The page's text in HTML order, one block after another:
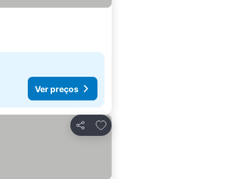
Ver preços
Partilhar
Adicionar aos favoritos